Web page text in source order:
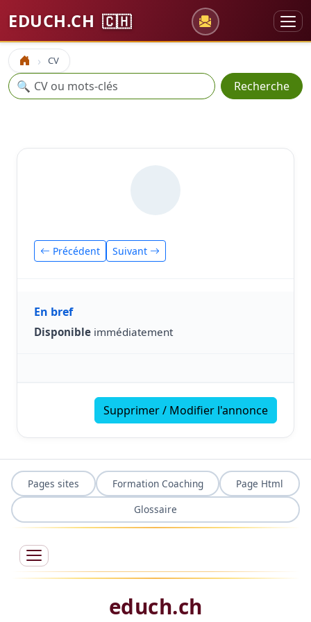
EDUCH.CH 🇨🇭
Accueil CV
Recherche
🔍 Recherche
Précédent Suivant
En bref
Disponible immédiatement
Supprimer / Modifier l'annonce
Pages sites Formation Coaching
Page Html
Glossaire
educh.ch